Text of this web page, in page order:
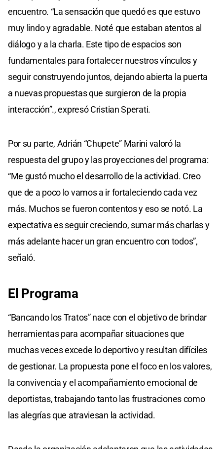
encuentro. “La sensación que quedó es que estuvo
muy lindo y agradable. Noté que estaban atentos al
diálogo y a la charla. Este tipo de espacios son
fundamentales para fortalecer nuestros vínculos y
seguir construyendo juntos, dejando abierta la puerta
a nuevas propuestas que surgieron de la propia
interacción”., expresó Cristian Sperati.
Por su parte, Adrián “Chupete” Marini valoró la
respuesta del grupo y las proyecciones del programa:
“Me gustó mucho el desarrollo de la actividad. Creo
que de a poco lo vamos a ir fortaleciendo cada vez
más. Muchos se fueron contentos y eso se notó. La
expectativa es seguir creciendo, sumar más charlas y
más adelante hacer un gran encuentro con todos”,
señaló.
El Programa
“Bancando los Tratos” nace con el objetivo de brindar
herramientas para acompañar situaciones que
muchas veces excede lo deportivo y resultan difíciles
de gestionar. La propuesta pone el foco en los valores,
la convivencia y el acompañamiento emocional de
deportistas, trabajando tanto las frustraciones como
las alegrías que atraviesan la actividad.